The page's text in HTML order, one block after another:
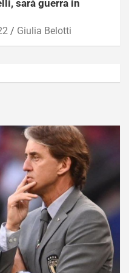
sarà guerra in
Giulia Belotti